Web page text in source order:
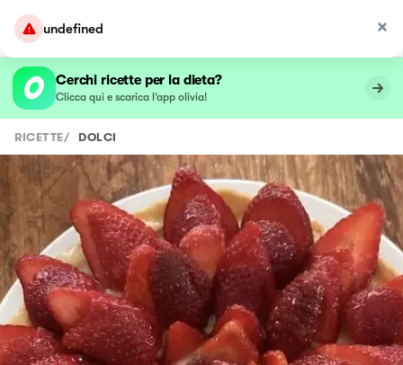
undefined
Cerchi ricette per la dieta?
Clicca qui e scarica l’app olivia!
RICETTE/ DOLCI